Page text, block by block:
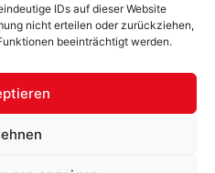
IDs auf dieser Website
nicht erteilen oder zurückziehen,
beeinträchtigt werden.
Baustelle in:
,Oyten,
,Vechta